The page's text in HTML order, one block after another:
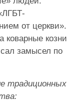
от церкви».
коварные козни
замысел по
традиционных